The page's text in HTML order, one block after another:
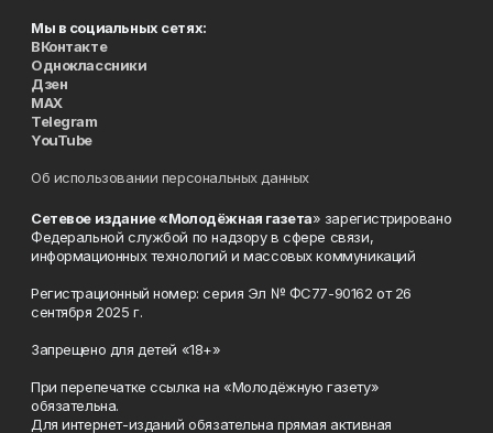
Мы в социальных сетях:
ВКонтакте
Одноклассники
Дзен
MAX
Telegram
YouTube
Об использовании персональных данных
Сетевое издание «Молодёжная газета» зарегистрировано
Федеральной службой по надзору в сфере связи,
информационных технологий и массовых коммуникаций
Регистрационный номер: серия Эл № ФС77-90162 от 26
сентября 2025 г.
Запрещено для детей «18+»
При перепечатке ссылка на «Молодёжную газету»
обязательна.
Для интернет-изданий обязательна прямая активная